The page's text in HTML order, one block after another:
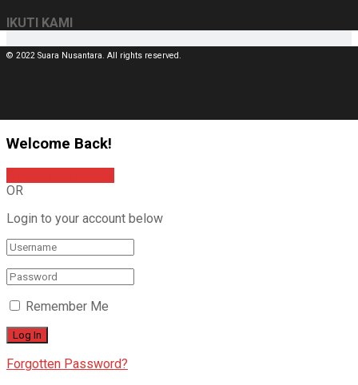
IKUTI KAMI
© 2022 Suara Nusantara. All rights reserved.
Welcome Back!
OR
Login to your account below
Remember Me
Forgotten Password?